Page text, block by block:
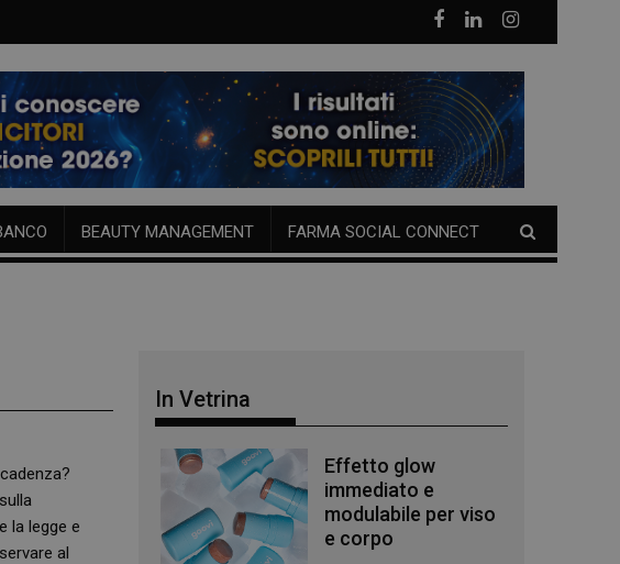
BEAUTY MANAGEMENT FARMA SOCIAL CONNECT
la legge e
al
In Vetrina
Effetto glow
immediato e
modulabile per viso
e corpo